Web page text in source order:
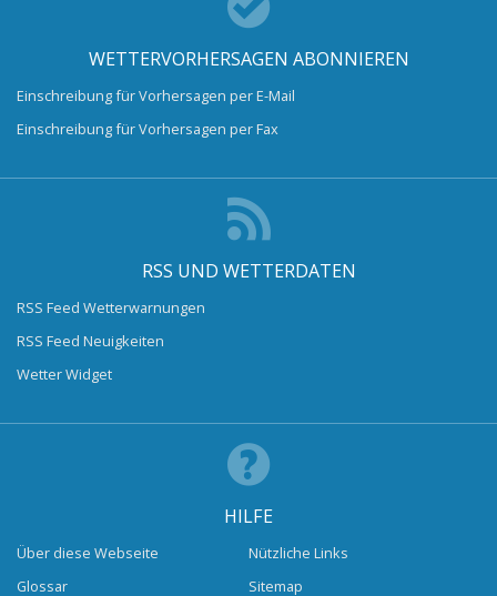
WETTERVORHERSAGEN ABONNIEREN
Einschreibung für Vorhersagen per E-Mail
Einschreibung für Vorhersagen per Fax
RSS UND WETTERDATEN
RSS Feed Wetterwarnungen
RSS Feed Neuigkeiten
Wetter Widget
HILFE
Über diese Webseite
Glossar
Nützliche Links
Sitemap